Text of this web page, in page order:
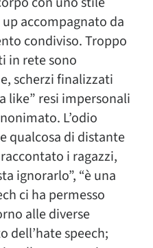
accompagnato da
condiviso. Troppo
in rete sono
scherzi finalizzati
like” resi impersonali
L’odio
qualcosa di distante
i ragazzi,
ignorarlo”, “è una
ci ha permesso
alle diverse
dell’hate speech;